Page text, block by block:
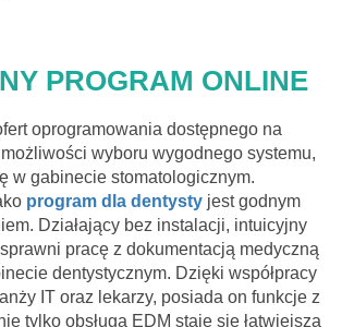
PROGRAM ONLINE
oprogramowania dostępnego na
wyboru wygodnego systemu,
w gabinecie stomatologicznym.
program dla dentysty jest godnym
Działający bez instalacji, intuicyjny
pracę z dokumentacją medyczną
dentystycznym. Dzięki współpracy
IT oraz lekarzy, posiada on funkcje z
tylko obsługa EDM staje się łatwiejsza